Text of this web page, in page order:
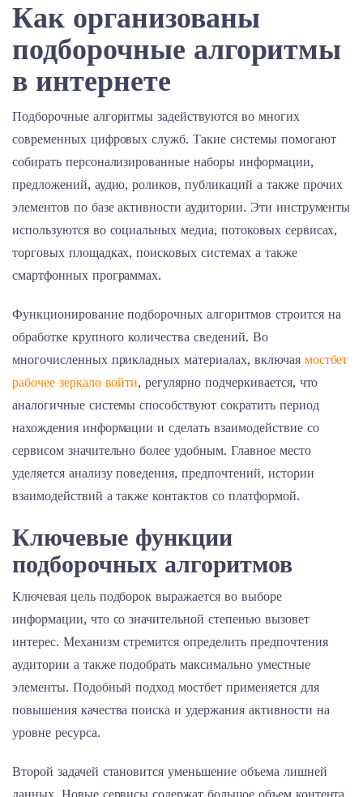
Как организованы
подборочные алгоритмы
в интернете
Подборочные алгоритмы задействуются во многих
современных цифровых служб. Такие системы помогают
собирать персонализированные наборы информации,
предложений, аудио, роликов, публикаций а также прочих
элементов по базе активности аудитории. Эти инструменты
используются во социальных медиа, потоковых сервисах,
торговых площадках, поисковых системах а также
смартфонных программах.
Функционирование подборочных алгоритмов строится на
обработке крупного количества сведений. Во
многочисленных прикладных материалах, включая мостбет
рабочее зеркало войти, регулярно подчеркивается, что
аналогичные системы способствуют сократить период
нахождения информации и сделать взаимодействие со
сервисом значительно более удобным. Главное место
уделяется анализу поведения, предпочтений, истории
взаимодействий а также контактов со платформой.
Ключевые функции
подборочных алгоритмов
Ключевая цель подборок выражается во выборе
информации, что со значительной степенью вызовет
интерес. Механизм стремится определить предпочтения
аудитории а также подобрать максимально уместные
элементы. Подобный подход мостбет применяется для
повышения качества поиска и удержания активности на
уровне ресурса.
Второй задачей становится уменьшение объема лишней